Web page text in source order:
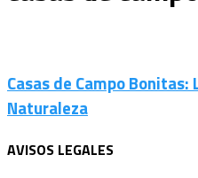
Casas de Campo Bonitas:
Naturaleza
AVISOS LEGALES